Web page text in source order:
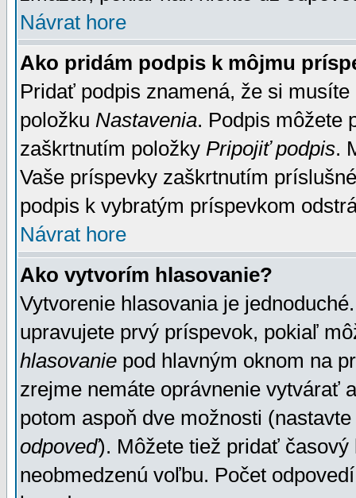
Návrat hore
Ako pridám podpis k môjmu
Pridať podpis znamená, že si
položku Nastavenia. Podpis môžete
zaškrtnutím položky Pripojiť podpis.
Vaše príspevky zaškrtnutím
podpis k vybratým príspevkom
Návrat hore
Ako vytvorím hlasovanie?
Vytvorenie hlasovania je
upravujete prvý príspevok, pokiaľ
hlasovanie pod hlavným oknom na
zrejme nemáte oprávnenie vytvárať
potom aspoň dve možnosti
odpoveď). Môžete tiež pridať
neobmedzenú voľbu. Počet